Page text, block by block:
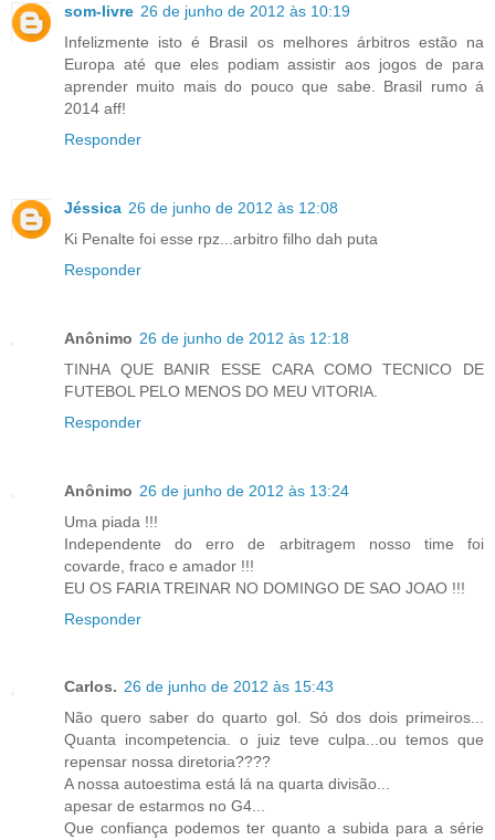
som-livre 26 de junho de 2012 às 10:19
Infelizmente isto é Brasil os melhores árbitros estão na
Europa até que eles podiam assistir aos jogos de para
aprender muito mais do pouco que sabe. Brasil rumo á
2014 aff!
Responder
Jéssica 26 de junho de 2012 às 12:08
Ki Penalte foi esse rpz...arbitro filho dah puta
Responder
Anônimo 26 de junho de 2012 às 12:18
TINHA QUE BANIR ESSE CARA COMO TECNICO DE
FUTEBOL PELO MENOS DO MEU VITORIA.
Responder
Anônimo 26 de junho de 2012 às 13:24
Uma piada !!!
Independente do erro de arbitragem nosso time foi
covarde, fraco e amador !!!
EU OS FARIA TREINAR NO DOMINGO DE SAO JOAO !!!
Responder
Carlos. 26 de junho de 2012 às 15:43
Não quero saber do quarto gol. Só dos dois primeiros...
Quanta incompetencia. o juiz teve culpa...ou temos que
repensar nossa diretoria????
A nossa autoestima está lá na quarta divisão...
apesar de estarmos no G4...
Que confiança podemos ter quanto a subida para a série